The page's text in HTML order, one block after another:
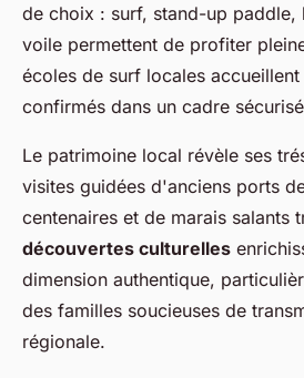
de choix : surf, stand-up paddle,
voile permettent de profiter
écoles de surf locales
confirmés dans un cadre
Le patrimoine local révèle ses
visites guidées d'anciens ports
centenaires et de marais salants
découvertes culturelles
dimension authentique,
des familles soucieuses de
régionale.